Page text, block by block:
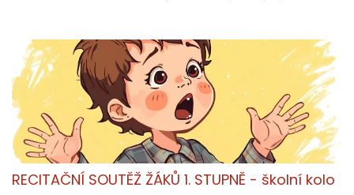
RECITAČNÍ SOUTĚŽ ŽÁKŮ 1. STUPNĚ - školní kolo